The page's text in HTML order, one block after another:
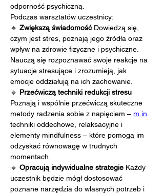
odporność psychiczną.
Podczas warsztatów uczestnicy:
🔹 Zwiększą świadomość Dowiedzą się,
czym jest stres, poznają jego źródła oraz
wpływ na zdrowie fizyczne i psychiczne.
Nauczą się rozpoznawać swoje reakcje na
sytuacje stresujące i zrozumieją, jak
emocje oddziałują na ich zachowanie.
🔹 Przećwiczą techniki redukcji stresu
Poznają i wspólnie przećwiczą skuteczne
metody radzenia sobie z napięciem – m.in
techniki oddechowe, relaksacyjne i
elementy mindfulness – które pomogą im
odzyskać równowagę w trudnych
momentach.
🔹 Opracują indywidualne strategie Każdy
uczestnik będzie mógł dostosować
poznane narzędzia do własnych potrzeb i